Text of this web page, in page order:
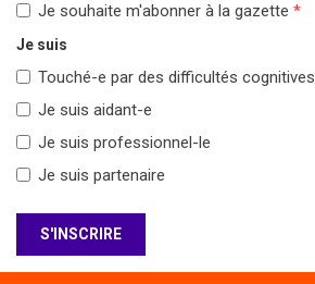
Je souhaite m'abonner à la gazette *
Je suis
Touché-e par des difficultés cognitives
Je suis aidant-e
Je suis professionnel-le
Je suis partenaire
S'INSCRIRE